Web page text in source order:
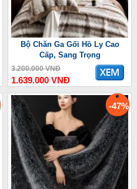
Bộ Chăn Ga Gối Hồ Ly Cao
Cấp, Sang Trọng
3.200.000 VNĐ
1.639.000 VNĐ
-47%